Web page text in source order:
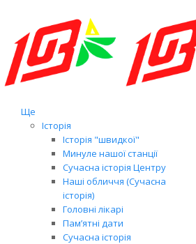
Ще
Історія
Історія "швидкої"
Минуле нашої станції
Сучасна історія Центру
Наші обличчя (Сучасна
історія)
Головні лікарі
Пам’ятні дати
Сучасна історія